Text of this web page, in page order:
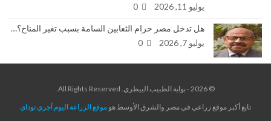
يوليو 11, 2026
هل تدخل مصر حزام الثعابين السامة بسبب تغير المناخ؟…
يوليو 7, 2026
© 2026 - بوابة الطبيب البيطري. All Rights Reserved.
تابع أكبر موقع زراعي في مصر والشرق الأوسط هو موقع الزراعة اليوم أجري توداي